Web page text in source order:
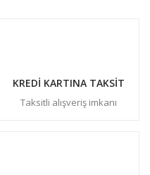
KREDİ KARTINA TAKSİT
Taksitli alışveriş imkanı